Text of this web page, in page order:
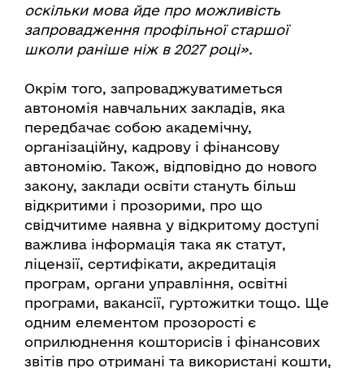
оскільки мова йде про можливість
запровадження профільної старшої
школи раніше ніж в 2027 році».
Окрім того, запроваджуватиметься
автономія навчальних закладів, яка
передбачає собою академічну,
організаційну, кадрову і фінансову
автономію. Також, відповідно до нового
закону, заклади освіти стануть більш
відкритими і прозорими, про що
свідчитиме наявна у відкритому доступі
важлива інформація така як статут,
ліцензії, сертифікати, акредитація
програм, органи управління, освітні
програми, вакансії, гуртожитки тощо. Ще
одним елементом прозорості є
оприлюднення кошторисів і фінансових
звітів про отримані та використані кошти,